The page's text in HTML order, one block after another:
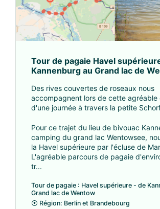
Tour de pagaie Havel
Kannenburg au Grand lac de
Des rives couvertes de roseaux nous
accompagnent lors de cette agréable
d'une journée à travers la petite
Pour ce trajet du lieu de bivouac
camping du grand lac Wentowsee,
la Havel supérieure par l'écluse de
L'agréable parcours de pagaie
tr...
Tour de pagaie : Havel supérieure - de
Grand lac de Wentow
⦿ Région: Berlin et Brandebourg